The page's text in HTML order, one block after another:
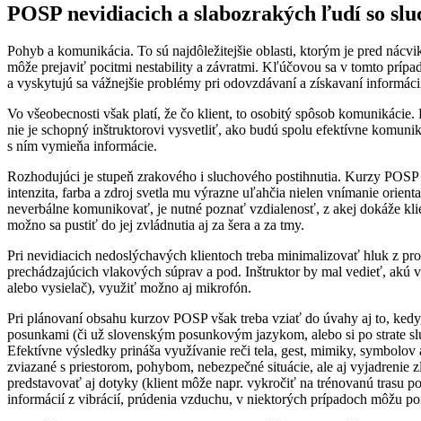
POSP nevidiacich a slabozrakých ľudí so
Pohyb a komunikácia. To sú najdôležitejšie oblasti, ktorým je pred
môže prejaviť pocitmi nestability a závratmi. Kľúčovou sa v tomto
a vyskytujú sa vážnejšie problémy pri odovzdávaní a získavaní
Vo všeobecnosti však platí, že čo klient, to osobitý spôsob
nie je schopný inštruktorovi vysvetliť, ako budú spolu efektívne
s ním vymieňa informácie.
Rozhodujúci je stupeň zrakového i sluchového postihnutia. Kurzy
intenzita, farba a zdroj svetla mu výrazne uľahčia nielen vnímanie
neverbálne komunikovať, je nutné poznať vzdialenosť, z akej dokáže
možno sa pustiť do jej zvládnutia aj za šera a za tmy.
Pri nevidiacich nedoslýchavých klientoch treba minimalizovať hluk z
prechádzajúcich vlakových súprav a pod. Inštruktor by mal vedieť, akú
alebo vysielač), využiť možno aj mikrofón.
Pri plánovaní obsahu kurzov POSP však treba vziať do úvahy aj to,
posunkami (či už slovenským posunkovým jazykom, alebo si po strate
Efektívne výsledky prináša využívanie reči tela, gest, mimiky,
zviazané s priestorom, pohybom, nebezpečné situácie, ale aj
predstavovať aj dotyky (klient môže napr. vykročiť na trénovanú trasu
informácií z vibrácií, prúdenia vzduchu, v niektorých prípadoch môžu